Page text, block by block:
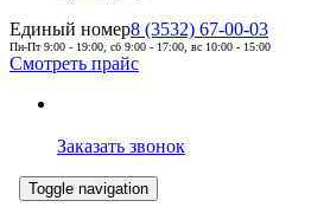
Единый номер8 (3532) 67-00-03
Пн-Пт 9:00 - 19:00, сб 9:00 - 17:00, вс 10:00 - 15:00
Смотреть прайс
Заказать звонок
Toggle navigation